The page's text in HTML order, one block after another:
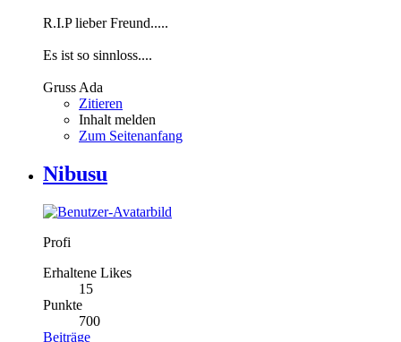
R.I.P lieber Freund.....
Es ist so sinnloss....
Gruss Ada
Zitieren
Inhalt melden
Zum Seitenanfang
Nibusu
Profi
Erhaltene Likes
15
Punkte
700
Beiträge